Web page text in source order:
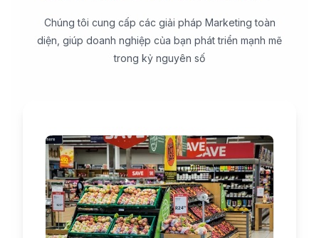
Chúng tôi cung cấp các giải pháp Marketing toàn
diện, giúp doanh nghiệp của bạn phát triển mạnh mẽ
trong kỷ nguyên số